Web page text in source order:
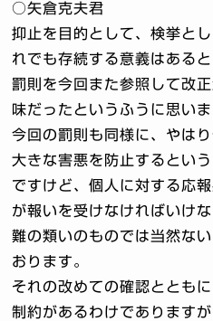
○矢倉克夫君
抑止を目的として、検挙と
れでも存続する意義はある
罰則を今回また参照して改
味だったというふうに思いま
今回の罰則も同様に、やは
大きな害悪を防止するとい
ですけど、個人に対する応
が報いを受けなければいけ
難の類いのものでは当然な
おります。
それの改めての確認ととも
制約があるわけであります